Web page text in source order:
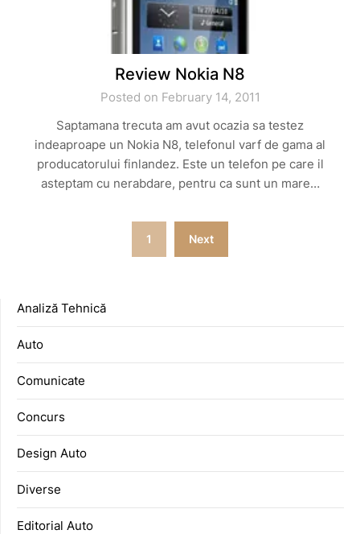
Review Nokia N8
Posted on February 14, 2011
Saptamana trecuta am avut ocazia sa testez
indeaproape un Nokia N8, telefonul varf de gama al
producatorului finlandez. Este un telefon pe care il
asteptam cu nerabdare, pentru ca sunt un mare…
1 Next
Analiză Tehnică
Auto
Comunicate
Concurs
Design Auto
Diverse
Editorial Auto